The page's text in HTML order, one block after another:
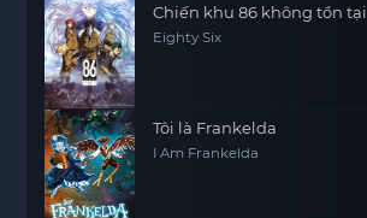
Chiến khu 86 không tồn tại
Eighty Six
Tôi là Frankelda
I Am Frankelda